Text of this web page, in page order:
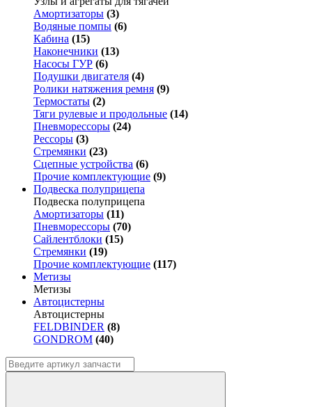
Амортизаторы (3)
Водяные помпы (6)
Кабина (15)
Наконечники (13)
Насосы ГУР (6)
Подушки двигателя (4)
Ролики натяжения ремня (9)
Термостаты (2)
Тяги рулевые и продольные (14)
Пневморессоры (24)
Рессоры (3)
Стремянки (23)
Сцепные устройства (6)
Прочие комплектующие (9)
Подвеска полуприцепа
Подвеска полуприцепа
Амортизаторы (11)
Пневморессоры (70)
Сайлентблоки (15)
Стремянки (19)
Прочие комплектующие (117)
Метизы
Метизы
Автоцистерны
Автоцистерны
FELDBINDER (8)
GONDROM (40)